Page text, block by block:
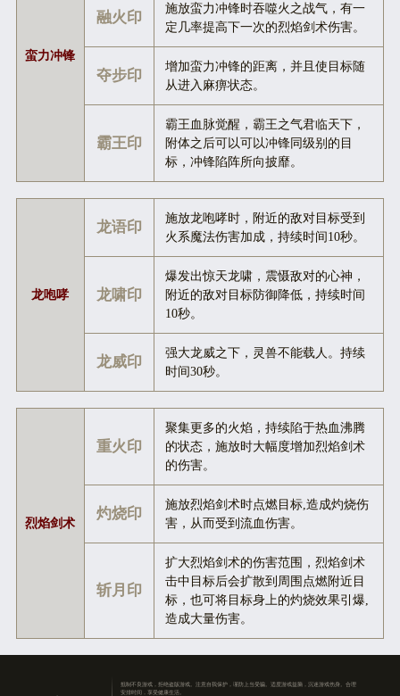
蛮力冲锋
融火印
施放蛮力冲锋时吞噬火之战气，有一
定几率提高下一次的烈焰剑术伤害。
夺步印
增加蛮力冲锋的距离，并且使目标随
从进入麻痹状态。
霸王印
霸王血脉觉醒，霸王之气君临天下，
附体之后可以可以冲锋同级别的目
标，冲锋陷阵所向披靡。
龙咆哮
龙语印
施放龙咆哮时，附近的敌对目标受到
火系魔法伤害加成，持续时间10秒。
龙啸印
爆发出惊天龙啸，震慑敌对的心神，
附近的敌对目标防御降低，持续时间
10秒。
龙威印
强大龙威之下，灵兽不能载人。持续
时间30秒。
烈焰剑术
重火印
聚集更多的火焰，持续陷于热血沸腾
的状态，施放时大幅度增加烈焰剑术
的伤害。
灼烧印
施放烈焰剑术时点燃目标,造成灼烧伤
害，从而受到流血伤害。
斩月印
扩大烈焰剑术的伤害范围，烈焰剑术
击中目标后会扩散到周围点燃附近目
标，也可将目标身上的灼烧效果引爆,
造成大量伤害。